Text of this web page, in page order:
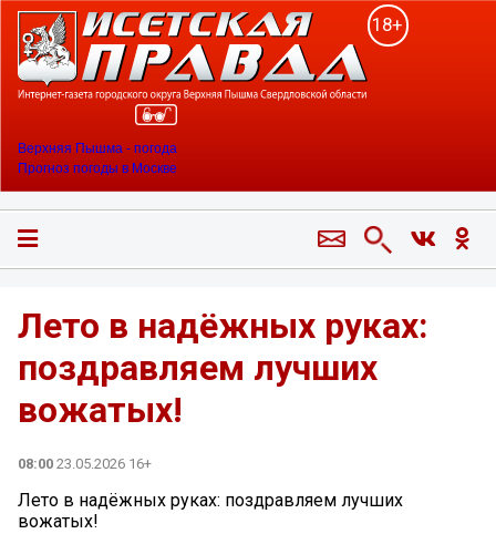
18+
Верхняя Пышма - погода
Прогноз погоды в Москве
Лето в надёжных руках:
поздравляем лучших
вожатых!
08:00 23.05.2026 16+
Лето в надёжных руках: поздравляем лучших
вожатых!